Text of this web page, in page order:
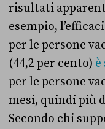
risultati
esempio,
per le persone
(44,2 per cento)
per le persone
mesi, quindi più
Secondo chi